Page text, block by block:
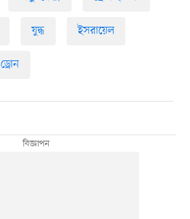
যুদ্ধ ইসরায়েল
ড্রোন